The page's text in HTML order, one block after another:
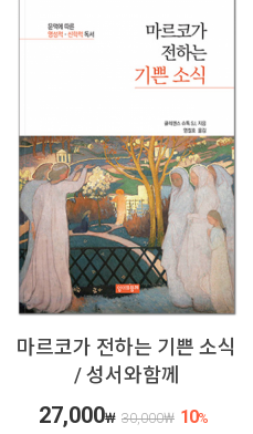
마르코가 전하는 기쁜 소식
/ 성서와함께
27,000₩ 30,000₩ 10%